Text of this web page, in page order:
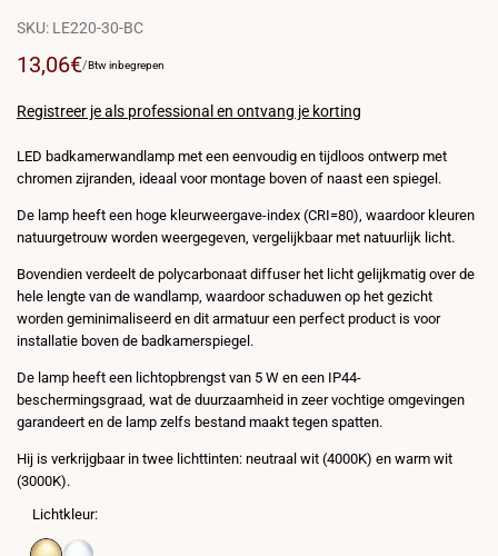
SKU: LE220-30-BC
Verkoopprijs
13,06€PRIJS
/VOOR
Btw inbegrepen
Registreer je als professional en ontvang je korting
LED badkamerwandlamp met een eenvoudig en tijdloos ontwerp met
chromen zijranden, ideaal voor montage boven of naast een spiegel.
De lamp heeft een hoge kleurweergave-index (CRI=80), waardoor kleuren
natuurgetrouw worden weergegeven, vergelijkbaar met natuurlijk licht.
Bovendien verdeelt de polycarbonaat diffuser het licht gelijkmatig over de
hele lengte van de wandlamp, waardoor schaduwen op het gezicht
worden geminimaliseerd en dit armatuur een perfect product is voor
installatie boven de badkamerspiegel.
De lamp heeft een lichtopbrengst van 5 W en een IP44-
beschermingsgraad, wat de duurzaamheid in zeer vochtige omgevingen
garandeert en de lamp zelfs bestand maakt tegen spatten.
Hij is verkrijgbaar in twee lichttinten: neutraal wit (4000K) en warm wit
(3000K).
Lichtkleur: